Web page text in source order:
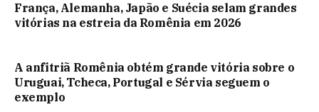
França, Alemanha, Japão e Suécia selam grandes
vitórias na estreia da Romênia em 2026
A anfitriã Romênia obtém grande vitória sobre o
Uruguai, Tcheca, Portugal e Sérvia seguem o
exemplo